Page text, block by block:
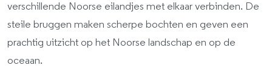
verschillende Noorse eilandjes met elkaar verbinden. De
steile bruggen maken scherpe bochten en geven een
prachtig uitzicht op het Noorse landschap en op de
oceaan.